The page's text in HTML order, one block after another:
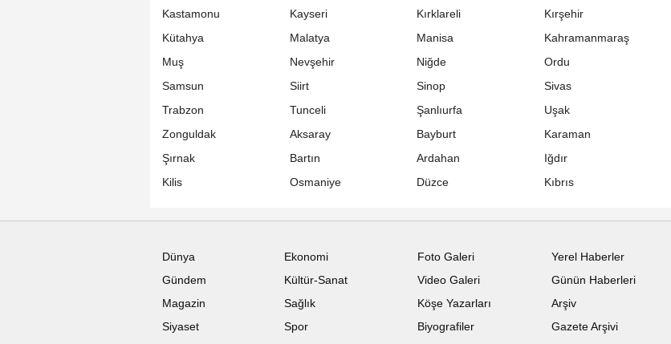
Kastamonu
Kayseri Kırklareli Kırşehir
Kütahya
Malatya Manisa Kahramanmaraş
Muş
Nevşehir Niğde Ordu
Samsun
Siirt Sinop Sivas
Trabzon
Tunceli Şanlıurfa Uşak
Zonguldak
Aksaray Bayburt Karaman
Şırnak
Bartın Ardahan Iğdır
Kilis
Osmaniye Düzce Kıbrıs
Dünya
Ekonomi
Gündem
Kültür-Sanat
Magazin
Sağlık
Siyaset
Spor
Foto Galeri
Video Galeri
Köşe Yazarları
Biyografiler
Yerel Haberler
Günün Haberleri
Arşiv
Gazete Arşivi